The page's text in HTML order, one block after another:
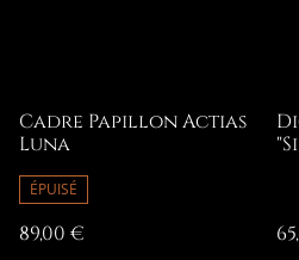
Cadre Papillon Actias
Luna
ÉPUISÉ
89,00 €